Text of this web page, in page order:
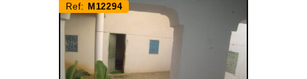
Ref: M12294